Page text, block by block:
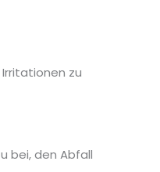
zu
bei, den Abfall